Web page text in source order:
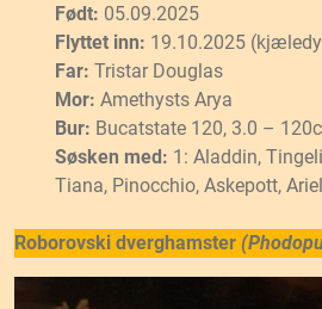
Født: 05.09.2025
Flyttet inn: 19.10.2025
Far: Tristar Douglas
Mor: Amethysts Arya
Bur: Bucatstate 120, 3.0 –
Søsken med: 1: Aladdin,
Tiana, Pinocchio, Askepott,
Roborovski dverghamster